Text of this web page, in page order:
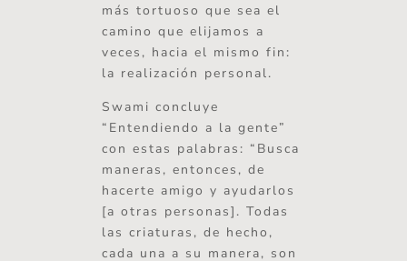
más tortuoso que sea el
camino que elijamos a
veces, hacia el mismo fin:
la realización personal.
Swami concluye
“Entendiendo a la gente”
con estas palabras: “Busca
maneras, entonces, de
hacerte amigo y ayudarlos
[a otras personas]. Todas
las criaturas, de hecho,
cada una a su manera, son